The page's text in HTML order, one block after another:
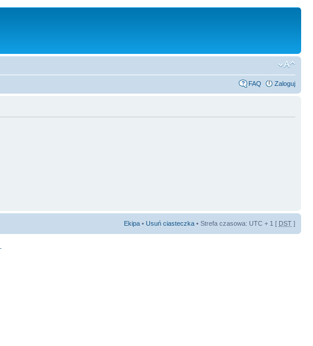
FAQ Zaloguj
Ekipa • Usuń ciasteczka • Strefa czasowa: UTC + 1 [ DST ]